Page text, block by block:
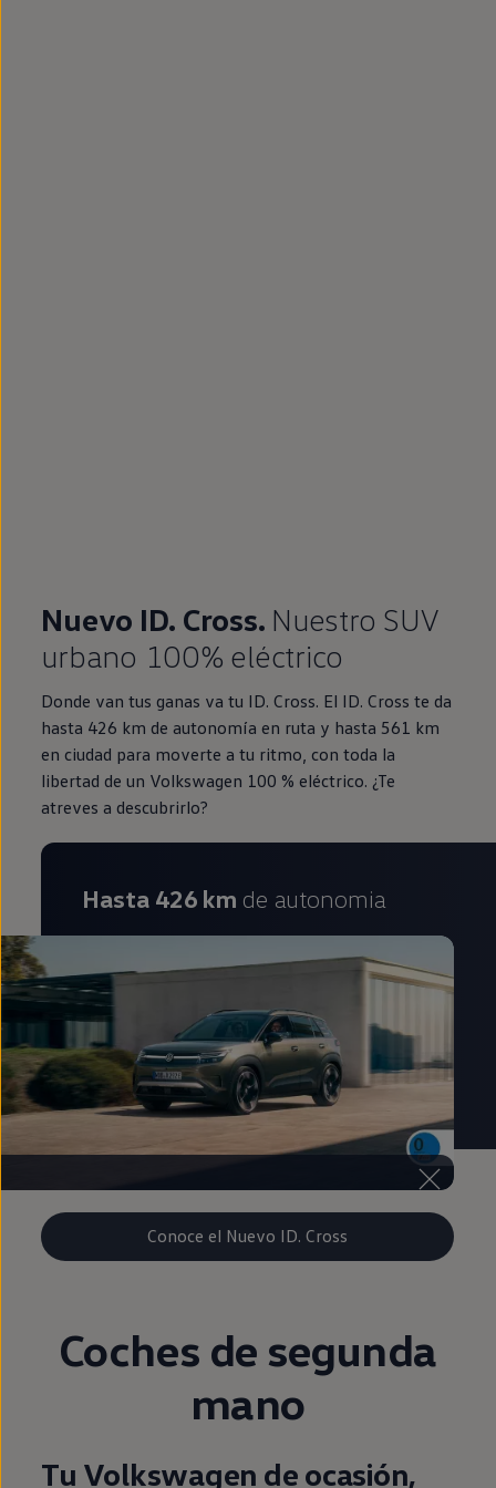
Nuevo ID. Cross. Nuestro SUV
urbano 100% eléctrico
Donde van tus ganas va tu ID. Cross. El ID. Cross te da
hasta 426 km de autonomía en ruta y hasta 561 km
en ciudad para moverte a tu ritmo, con toda la
libertad de un Volkswagen 100 % eléctrico. ¿Te
atreves a descubrirlo?
Conoce el Nuevo ID. Cross
Hasta 426 km de autonomia
Coches de segunda
mano
Tu Volkswagen de ocasión,